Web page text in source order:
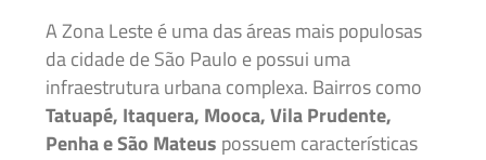
A Zona Leste é uma das áreas mais populosas
da cidade de São Paulo e possui uma
infraestrutura urbana complexa. Bairros como
Tatuapé, Itaquera, Mooca, Vila Prudente,
Penha e São Mateus possuem características